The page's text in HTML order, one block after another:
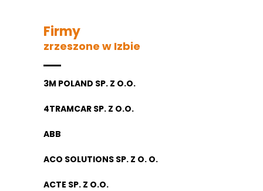
Firmy
zrzeszone w Izbie
3M POLAND SP. Z O.O.
4TRAMCAR SP. Z O.O.
ABB
ACO SOLUTIONS SP. Z O. O.
ACTE SP. Z O.O.